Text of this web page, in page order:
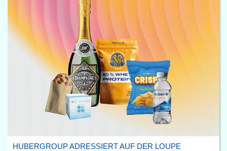
HUBERGROUP ADRESSIERT AUF DER LOUPE